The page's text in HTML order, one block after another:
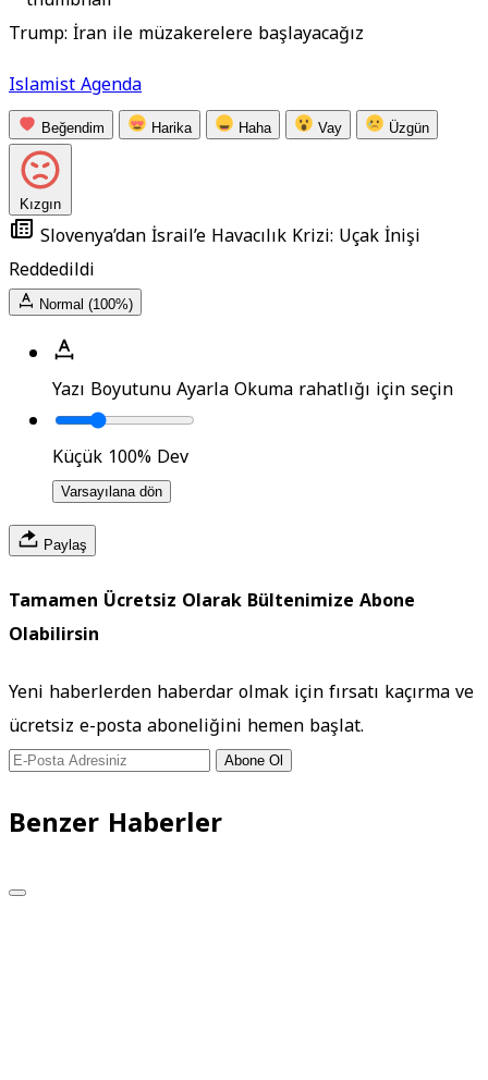
Trump: İran ile müzakerelere başlayacağız
Islamist Agenda
Beğendim Harika Haha Vay Üzgün
Kızgın
Slovenya’dan İsrail’e Havacılık Krizi: Uçak İnişi
Reddedildi
Normal (100%)
Yazı Boyutunu AyarlaOkuma rahatlığı için seçin
Küçük 100%Dev
Varsayılana dön
Paylaş
Tamamen Ücretsiz Olarak Bültenimize Abone
Olabilirsin
Yeni haberlerden haberdar olmak için fırsatı kaçırma ve
ücretsiz e-posta aboneliğini hemen başlat.
Abone Ol
Benzer Haberler